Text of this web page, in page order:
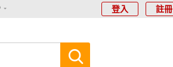
登入 註冊